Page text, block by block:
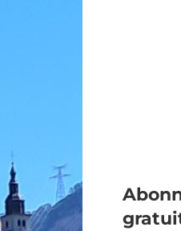
quel que soit le mode de
numéro de téléphone.